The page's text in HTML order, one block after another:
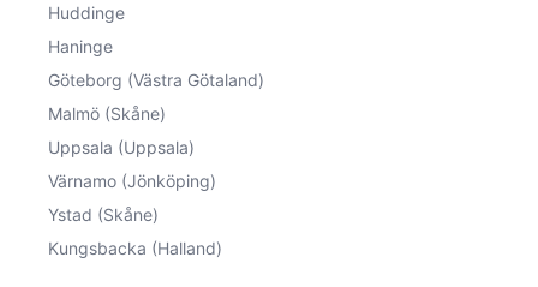
Huddinge
Haninge
Göteborg (Västra Götaland)
Malmö (Skåne)
Uppsala (Uppsala)
Värnamo (Jönköping)
Ystad (Skåne)
Kungsbacka (Halland)